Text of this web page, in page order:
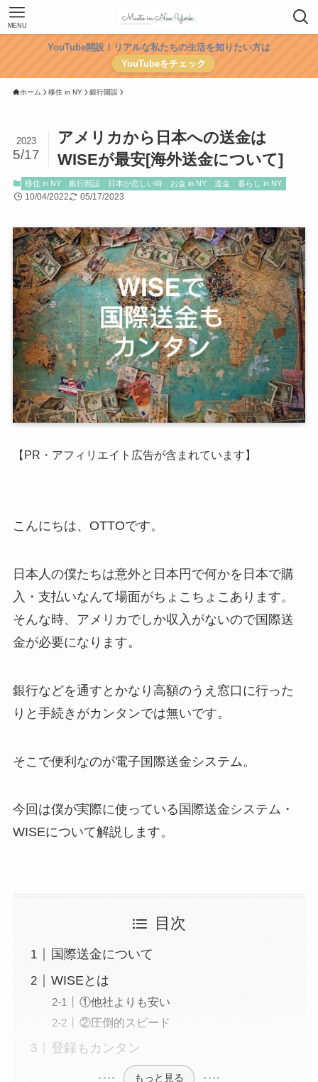
MENU
YouTube開設！リアルな私たちの生活を知りたい方は
YouTubeをチェック
ホーム 移住 in NY 銀行開設
アメリカから日本への送金は
WISEが最安[海外送金について]
2023
5/17
移住 in NY 銀行開設 日本が恋しい時 お金 in NY 送金 暮らし in NY
10/04/2022 05/17/2023
【PR・アフィリエイト広告が含まれています】
こんにちは、OTTOです。
日本人の僕たちは意外と日本円で何かを日本で購
入・支払いなんて場面がちょこちょこあります。
そんな時、アメリカでしか収入がないので国際送
金が必要になります。
銀行などを通すとかなり高額のうえ窓口に行った
りと手続きがカンタンでは無いです。
そこで便利なのが電子国際送金システム。
今回は僕が実際に使っている国際送金システム・
WISEについて解説します。
目次
国際送金について
WISEとは
①他社よりも安い
②圧倒的スピード
登録もカンタン
もっと見る